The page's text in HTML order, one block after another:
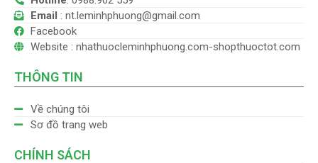
Email : nt.leminhphuong@gmail.com
Facebook
Website : nhathuocleminhphuong.com-shopthuoctot.com
THÔNG TIN
Về chúng tôi
Sơ đồ trang web
CHÍNH SÁCH